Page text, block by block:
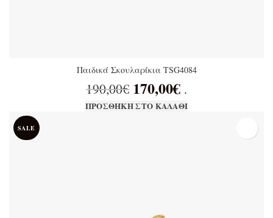
Παιδικά Σκουλαρίκια TSG4084
190,00€
Original price was:
190,00€.
170,00€ .
ΠΡΟΣΘΉΚΗ ΣΤΟ ΚΑΛΆΘΙ
SALE